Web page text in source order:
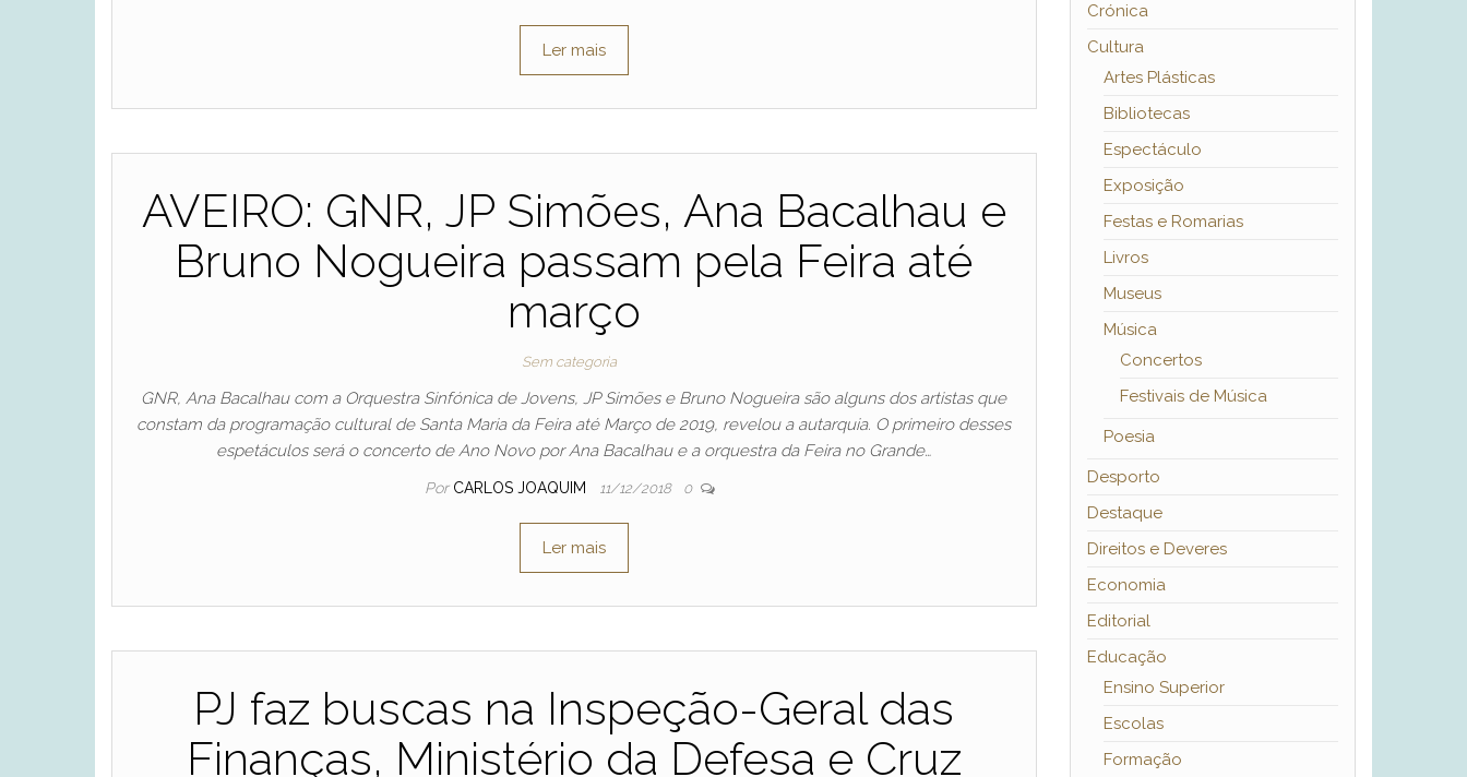
Ler mais
AVEIRO: GNR, JP Simões, Ana Bacalhau e
Bruno Nogueira passam pela Feira até
março
Sem categoria
GNR, Ana Bacalhau com a Orquestra Sinfónica de Jovens, JP Simões e Bruno Nogueira são alguns dos artistas que
constam da programação cultural de Santa Maria da Feira até Março de 2019, revelou a autarquia. O primeiro desses
espetáculos será o concerto de Ano Novo por Ana Bacalhau e a orquestra da Feira no Grande…
Por CARLOS JOAQUIM 11/12/2018 0
Ler mais
PJ faz buscas na Inspeção-Geral das
Finanças, Ministério da Defesa e Cruz
Crónica
Cultura
Artes Plásticas
Bibliotecas
Espectáculo
Exposição
Festas e Romarias
Livros
Museus
Música
Concertos
Festivais de Música
Poesia
Desporto
Destaque
Direitos e Deveres
Economia
Editorial
Educação
Ensino Superior
Escolas
Formação